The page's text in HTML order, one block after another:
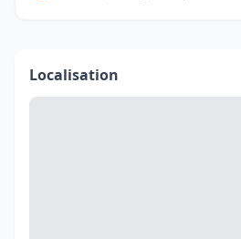
Localisation